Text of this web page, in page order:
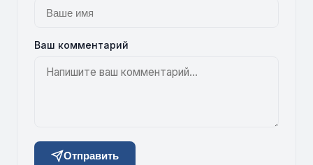
Ваш комментарий
Отправить